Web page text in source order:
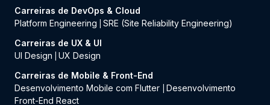
Carreiras de DevOps & Cloud
Platform Engineering
SRE (Site Reliability Engineering)
Carreiras de UX & UI
UI Design
UX Design
Carreiras de Mobile & Front-End
Desenvolvimento Mobile com Flutter
Desenvolvimento
Front-End React